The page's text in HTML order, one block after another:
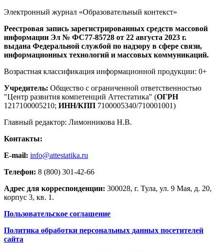
Электронный журнал «Образовательный контекст»
Реестровая запись зарегистрированных средств массовой
информации Эл № ФС77-85728 от 22 августа 2023 г.
выдана Федеральной службой по надзору в сфере связи,
информационных технологий и массовых коммуникаций.
Возрастная классификация информационной продукции: 0+
Учредитель: Общество с ограниченной ответственностью
"Центр развития компетенций Аттестатика" (ОГРН
1217100005210; ИНН/КПП 7100005340/710001001)
Главный редактор: Лимонникова Н.В.
Контакты:
E-mail: info@attestatika.ru
Телефон: 8 (800) 301-42-66
Адрес для корреспонденции: 300028, г. Тула, ул. 9 Мая, д. 20,
корпус 3, кв. 1.
Пользовательское соглашение
Политика обработки персональных данных посетителей
сайта